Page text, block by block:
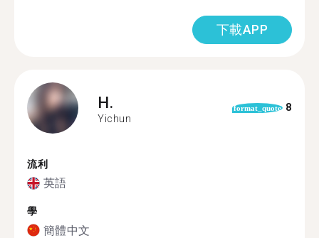
下載APP
H.
Yichun
format_quote 8
流利
英語
學
簡體中文